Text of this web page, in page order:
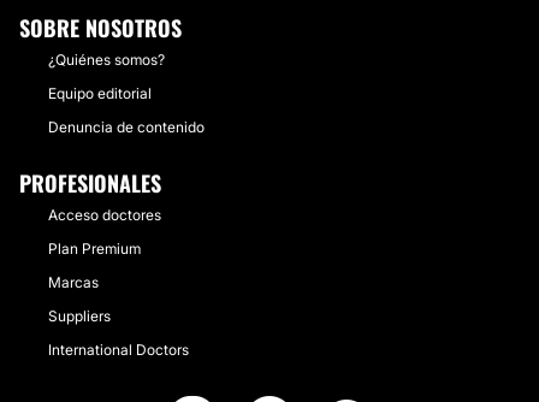
SOBRE NOSOTROS
¿Quiénes somos?
Equipo editorial
Denuncia de contenido
PROFESIONALES
Acceso doctores
Plan Premium
Marcas
Suppliers
International Doctors